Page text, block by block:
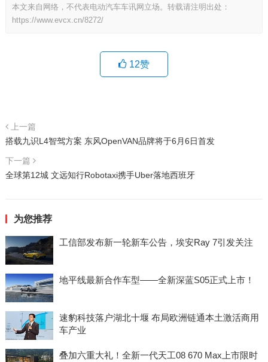
本文来自网络，不代表电动汽车车讯网立场。转载请注明出处：
https://www.evcx.cn/8272/
12赞
上一篇
搭载九识L4智驾方案 东风OpenVAN品牌将于6月6日首发
下一篇
全球第12城 文远知行Robotaxi携手Uber落地西班牙
为您推荐
工信部发布新一轮新车公告，埃安Ray 7引发关注
地平线最新合作车型——全新深蓝S05正式上市！
速豹科技落户湖北十堰 布局欧洲链通本土激活商用
车产业
叠加六重大礼！全新一代天工08 670 Max上市限时